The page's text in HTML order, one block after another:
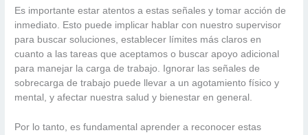
Es importante estar atentos a estas señales y tomar acción de
inmediato. Esto puede implicar hablar con nuestro supervisor
para buscar soluciones, establecer límites más claros en
cuanto a las tareas que aceptamos o buscar apoyo adicional
para manejar la carga de trabajo. Ignorar las señales de
sobrecarga de trabajo puede llevar a un agotamiento físico y
mental, y afectar nuestra salud y bienestar en general.
Por lo tanto, es fundamental aprender a reconocer estas